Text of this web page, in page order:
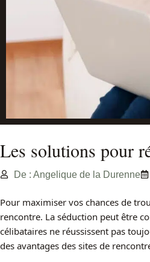
Les solutions pour
De : Angelique de la Durenne
Pour maximiser vos chances de
rencontre. La séduction peut être
célibataires ne réussissent pas
des avantages des sites de